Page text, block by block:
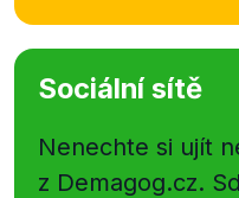
Sociální sítě
Nenechte si ujít
z Demagog.cz.